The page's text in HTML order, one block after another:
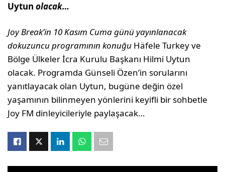
Uytunolacak…
Joy Break’in 10 Kasım Cuma günü yayınlanacak
dokuzuncu programının konuğu Häfele Turkey ve
Bölge Ülkeler İcra Kurulu Başkanı Hilmi Uytun
olacak. Programda Günseli Özen’in sorularını
yanıtlayacak olan Uytun, bugüne değin özel
yaşamının bilinmeyen yönlerini keyifli bir sohbetle
Joy FM dinleyicileriyle paylaşacak…